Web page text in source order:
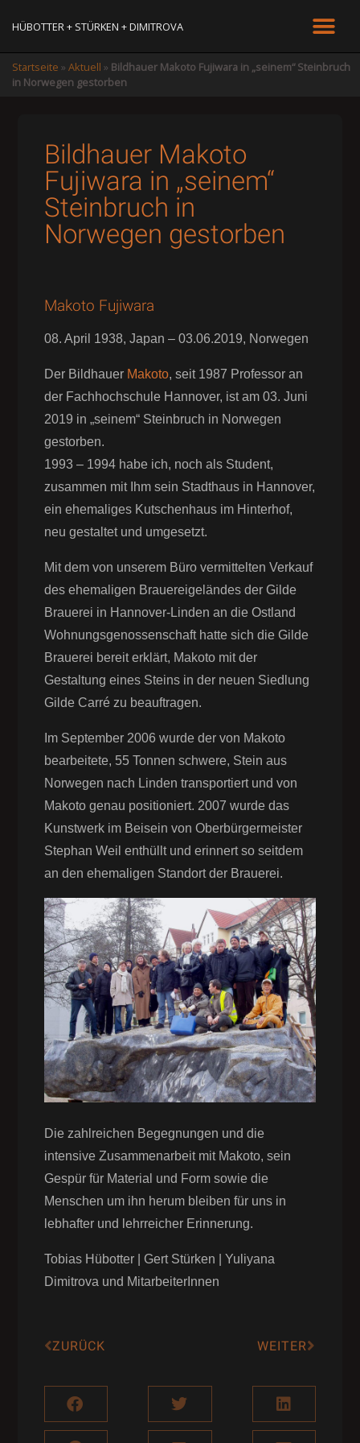
HÜBOTTER + STÜRKEN + DIMITROVA
Startseite » Aktuell » Bildhauer Makoto Fujiwara in „seinem“ Steinbruch
in Norwegen gestorben
Bildhauer Makoto
Fujiwara in „seinem“
Steinbruch in
Norwegen gestorben
Makoto Fujiwara
08. April 1938, Japan – 03.06.2019, Norwegen
Der Bildhauer Makoto, seit 1987 Professor an
der Fachhochschule Hannover, ist am 03. Juni
2019 in „seinem“ Steinbruch in Norwegen
gestorben.
1993 – 1994 habe ich, noch als Student,
zusammen mit Ihm sein Stadthaus in Hannover,
ein ehemaliges Kutschenhaus im Hinterhof,
neu gestaltet und umgesetzt.
Mit dem von unserem Büro vermittelten Verkauf
des ehemaligen Brauereigeländes der Gilde
Brauerei in Hannover-Linden an die Ostland
Wohnungsgenossenschaft hatte sich die Gilde
Brauerei bereit erklärt, Makoto mit der
Gestaltung eines Steins in der neuen Siedlung
Gilde Carré zu beauftragen.
Im September 2006 wurde der von Makoto
bearbeitete, 55 Tonnen schwere, Stein aus
Norwegen nach Linden transportiert und von
Makoto genau positioniert. 2007 wurde das
Kunstwerk im Beisein von Oberbürgermeister
Stephan Weil enthüllt und erinnert so seitdem
an den ehemaligen Standort der Brauerei.
Die zahlreichen Begegnungen und die
intensive Zusammenarbeit mit Makoto, sein
Gespür für Material und Form sowie die
Menschen um ihn herum bleiben für uns in
lebhafter und lehrreicher Erinnerung.
Tobias Hübotter | Gert Stürken | Yuliyana
Dimitrova und MitarbeiterInnen
ZURÜCK WEITER